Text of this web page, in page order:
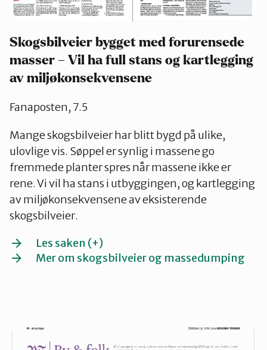
Skogsbilveier bygget med forurensede
masser – Vil ha full stans og kartlegging
av miljøkonsekvensene
Fanaposten, 7.5
Mange skogsbilveier har blitt bygd på ulike,
ulovlige vis. Søppel er synlig i massene go
fremmede planter spres når massene ikke er
rene. Vi vil ha stans i utbyggingen, og kartlegging
av miljøkonsekvensene av eksisterende
skogsbilveier.
Les saken (+)
Mer om skogsbilveier og massedumping